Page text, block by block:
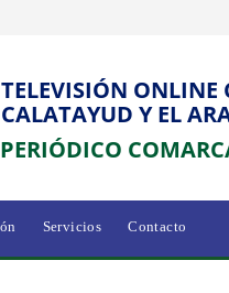
TELEVISIÓN ONLINE
CALATAYUD Y EL
PERIÓDICO
Servicios Contacto